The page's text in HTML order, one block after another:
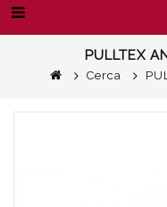
PULLTEX
Cerca